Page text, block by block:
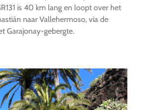
is 40 km lang en loopt over het
naar Vallehermoso, via de
Garajonay-gebergte.